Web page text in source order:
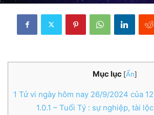
Mục lục [Ẩn]
1 Tử vi ngày hôm nay 26/9/2024 của
1.0.1 – Tuổi Tý : sự nghiệp, tài